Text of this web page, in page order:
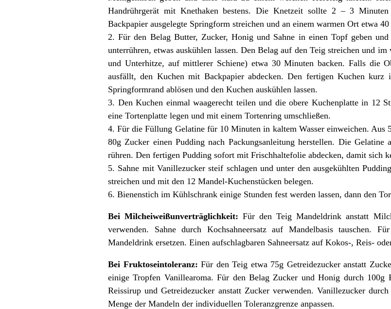
Handrührgerät mit Knethaken bestens. Die Knetzeit sollte 2 – 3
Backpapier ausgelegte Springform streichen und an einem warmen Ort etwa
2. Für den Belag Butter, Zucker, Honig und Sahne in einen Topf geben
unterrühren, etwas auskühlen lassen. Den Belag auf den Teig streichen und
und Unterhitze, auf mittlerer Schiene) etwa 30 Minuten backen. Falls die
ausfällt, den Kuchen mit Backpapier abdecken. Den fertigen Kuchen kurz
Springformrand ablösen und den Kuchen auskühlen lassen.
3. Den Kuchen einmal waagerecht teilen und die obere Kuchenplatte in 12
eine Tortenplatte legen und mit einem Tortenring umschließen.
4. Für die Füllung Gelatine für 10 Minuten in kaltem Wasser einweichen.
80g Zucker einen Pudding nach Packungsanleitung herstellen. Die Gelatine
rühren. Den fertigen Pudding sofort mit Frischhaltefolie abdecken, damit sich
5. Sahne mit Vanillezucker steif schlagen und unter den ausgekühlten
streichen und mit den 12 Mandel-Kuchenstücken belegen.
6. Bienenstich im Kühlschrank einige Stunden fest werden lassen, dann den
Bei Milcheiweißunverträglichkeit: Für den Teig Mandeldrink anstatt
verwenden. Sahne durch Kochsahneersatz auf Mandelbasis tauschen.
Mandeldrink ersetzen. Einen aufschlagbaren Sahneersatz auf Kokos-, Reis-
Bei Fruktoseintoleranz: Für den Teig etwa 75g Getreidezucker anstatt
einige Tropfen Vanillearoma. Für den Belag Zucker und Honig durch 100g
Reissirup und Getreidezucker anstatt Zucker verwenden. Vanillezucker
Menge der Mandeln der individuellen Toleranzgrenze anpassen.